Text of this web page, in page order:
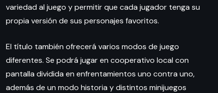
variedad al juego y permitir que cada jugador tenga su
propia versión de sus personajes favoritos.
El título también ofrecerá varios modos de juego
diferentes. Se podrá jugar en cooperativo local con
pantalla dividida en enfrentamientos uno contra uno,
además de un modo historia y distintos minijuegos